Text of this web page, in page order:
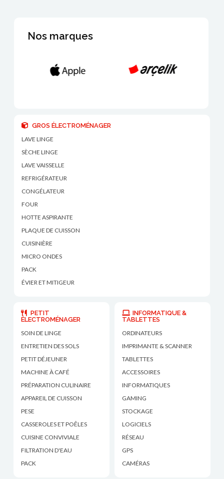
Nos marques
GROS ÉLECTROMÉNAGER
LAVE LINGE
SÈCHE LINGE
LAVE VAISSELLE
REFRIGÉRATEUR
CONGÉLATEUR
FOUR
HOTTE ASPIRANTE
PLAQUE DE CUISSON
CUISINIÈRE
MICRO ONDES
PACK
ÉVIER ET MITIGEUR
PETIT
ÉLECTROMÉNAGER
SOIN DE LINGE
ENTRETIEN DES SOLS
PETIT DÉJEUNER
MACHINE À CAFÉ
PRÉPARATION CULINAIRE
APPAREIL DE CUISSON
PESE
CASSEROLES ET POÊLES
CUISINE CONVIVIALE
FILTRATION D'EAU
PACK
INFORMATIQUE &
TABLETTES
ORDINATEURS
IMPRIMANTE & SCANNER
TABLETTES
ACCESSOIRES
INFORMATIQUES
GAMING
STOCKAGE
LOGICIELS
RÉSEAU
GPS
CAMÉRAS